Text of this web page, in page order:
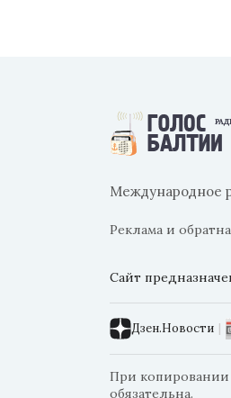
Международное
Реклама и
Сайт
Дзен.Новости |
При копировании
обязательна.